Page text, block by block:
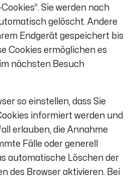
Sie werden nach
gelöscht. Andere
Endgerät gespeichert bis
Cookies ermöglichen es
nächsten Besuch
so einstellen, dass Sie
informiert werden und
erlauben, die Annahme
Fälle oder generell
automatische Löschen der
des Browser aktivieren. Bei